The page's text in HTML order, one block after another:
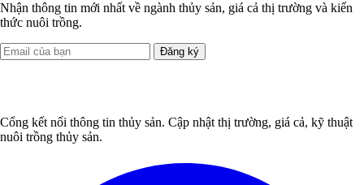
Nhận thông tin mới nhất về ngành thủy sản, giá cả thị trường và kiến
thức nuôi trồng.
Đăng ký
Cổng kết nối thông tin thủy sản. Cập nhật thị trường, giá cả, kỹ thuật
nuôi trồng thủy sản.